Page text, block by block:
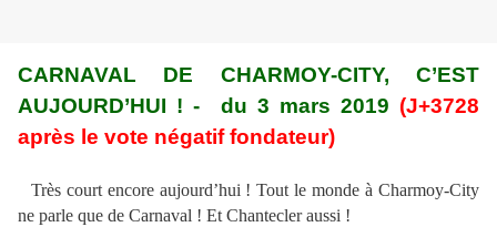
CARNAVAL DE CHARMOY-CITY, C’EST
AUJOURD’HUI ! - du 3 mars 2019 (J+3728
après le vote négatif fondateur)
Très court encore aujourd’hui ! Tout le monde à Charmoy-City
ne parle que de Carnaval ! Et Chantecler aussi !